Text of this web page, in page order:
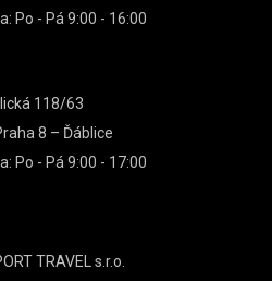
Po - Pá 9:00 - 16:00
118/63
8 – Ďáblice
Po - Pá 9:00 - 17:00
TRAVEL s.r.o.